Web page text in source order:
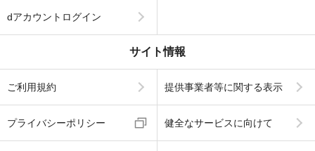
dアカウントログイン
サイト情報
ご利用規約 提供事業者等に関する表示
プライバシーポリシー 健全なサービスに向けて